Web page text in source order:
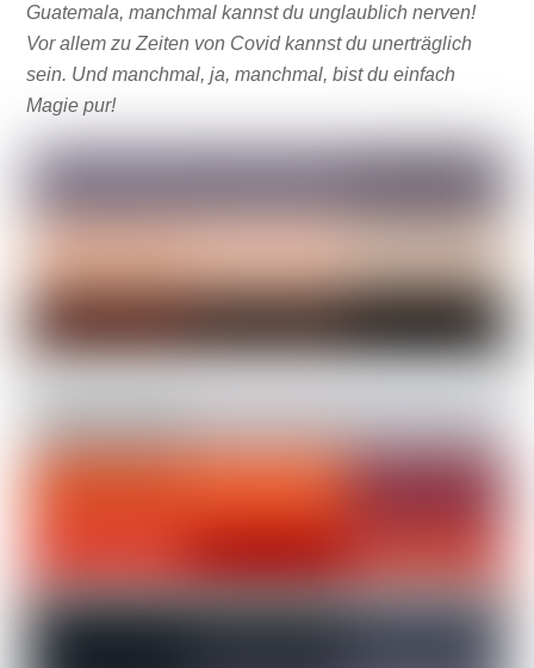
Guatemala, manchmal kannst du unglaublich nerven!
Vor allem zu Zeiten von Covid kannst du unerträglich
sein. Und manchmal, ja, manchmal, bist du einfach
Magie pur!